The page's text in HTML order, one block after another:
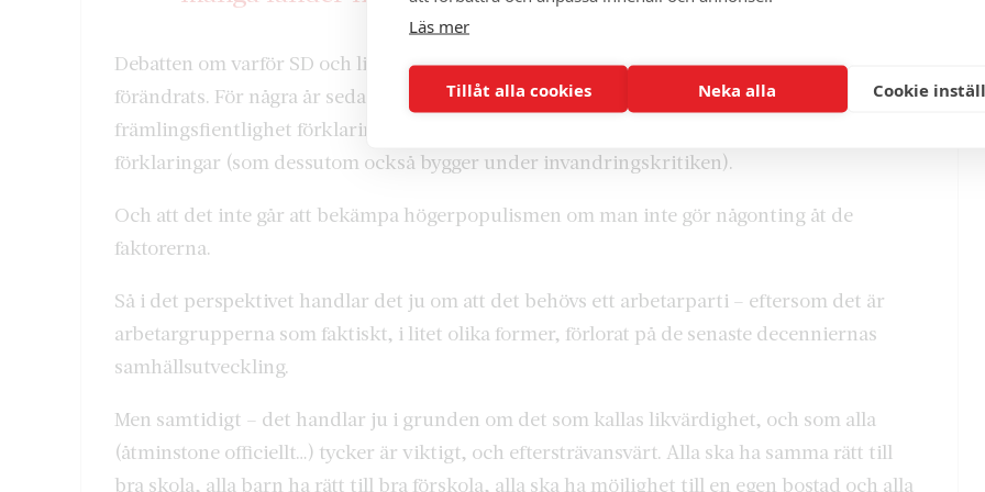
Läs mer
Tillåt alla cookies Neka alla Cookie
Debatten om varför SD och liknande partier ökar i så många länder har onekligen
förändrats. För några år sedan dominerade fortfarande invandringsmotstånd och
främlingsfientlighet förklaringarna. I dag inser allt fler att det finns sociala och ekonomiska
förklaringar (som dessutom också bygger under invandringskritiken).
Och att det inte går att bekämpa högerpopulismen om man inte gör någonting åt de
faktorerna.
Så i det perspektivet handlar det ju om att det behövs ett arbetarparti – eftersom det är
arbetargrupperna som faktiskt, i litet olika former, förlorat på de senaste decenniernas
samhällsutveckling.
Men samtidigt – det handlar ju i grunden om det som kallas likvärdighet, och som alla
(åtminstone officiellt…) tycker är viktigt, och eftersträvansvärt. Alla ska ha samma rätt till
bra skola, alla barn ha rätt till bra förskola, alla ska ha möjlighet till en egen bostad och alla